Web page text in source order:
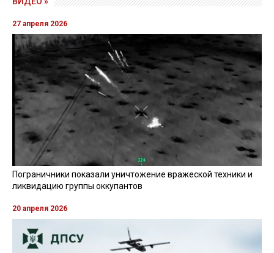
27 апреля 2026
Пограничники показали уничтожение вражеской техники и
ликвидацию группы оккупантов
20 апреля 2026